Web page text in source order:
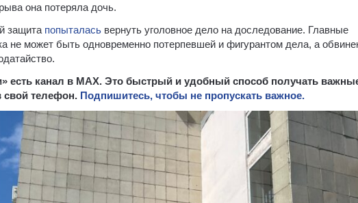
она потеряла дочь.
защита попыталась вернуть уголовное дело на доследование. Главные
не может быть одновременно потерпевшей и фигурантом дела, а
есть канал в MAX. Это быстрый и удобный способ получать
свой телефон. Подпишитесь, чтобы не пропускать важное.